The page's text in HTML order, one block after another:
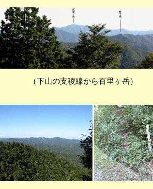
山の支稜線から百里ヶ